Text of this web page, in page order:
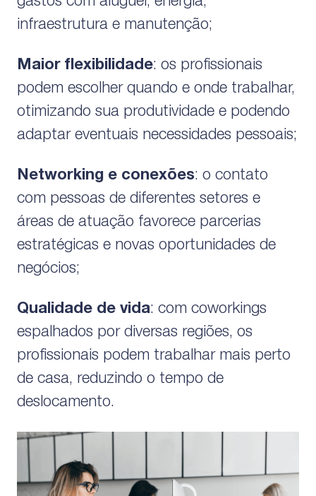
infraestrutura e manutenção;
Maior flexibilidade: os profissionais
podem escolher quando e onde trabalhar,
otimizando sua produtividade e podendo
adaptar eventuais necessidades pessoais;
Networking e conexões: o contato
com pessoas de diferentes setores e
áreas de atuação favorece parcerias
estratégicas e novas oportunidades de
negócios;
Qualidade de vida: com coworkings
espalhados por diversas regiões, os
profissionais podem trabalhar mais perto
de casa, reduzindo o tempo de
deslocamento.